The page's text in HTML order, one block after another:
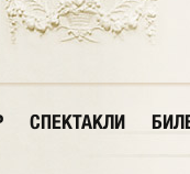
СПЕКТАКЛИ